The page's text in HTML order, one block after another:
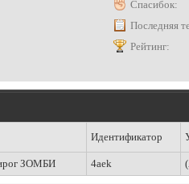
Спасибок:
Последняя
Рейтинг:
Идентификатор
ЗОМБИ 4aek